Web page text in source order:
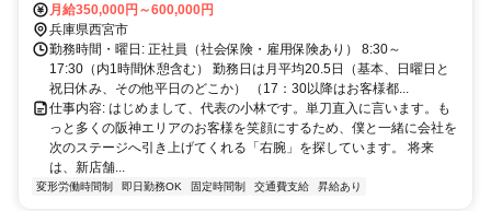
車、バイク、車通勤OK） ②尼崎塚口店 阪急塚口駅から徒歩15分
（自転車、バイク通勤OK、車通勤要相談） ③伊丹店 阪急伊丹駅か
ら徒歩20分（自転車、バイク通勤OK） ※会社の駐車場あります。車
通勤もご相談ください
月給350,000円～600,000円
兵庫県西宮市
勤務時間・曜日: 正社員（社会保険・雇用保険あり） 8:30～
17:30（内1時間休憩含む） 勤務日は月平均20.5日（基本、日曜日と
祝日休み、その他平日のどこか） （17：30以降はお客様都...
仕事内容: はじめまして、代表の小林です。単刀直入に言います。も
っと多くの阪神エリアのお客様を笑顔にするため、僕と一緒に会社を
次のステージへ引き上げてくれる「右腕」を探しています。 将来
は、新店舗...
変形労働時間制 即日勤務OK 固定時間制 交通費支給 昇給あり